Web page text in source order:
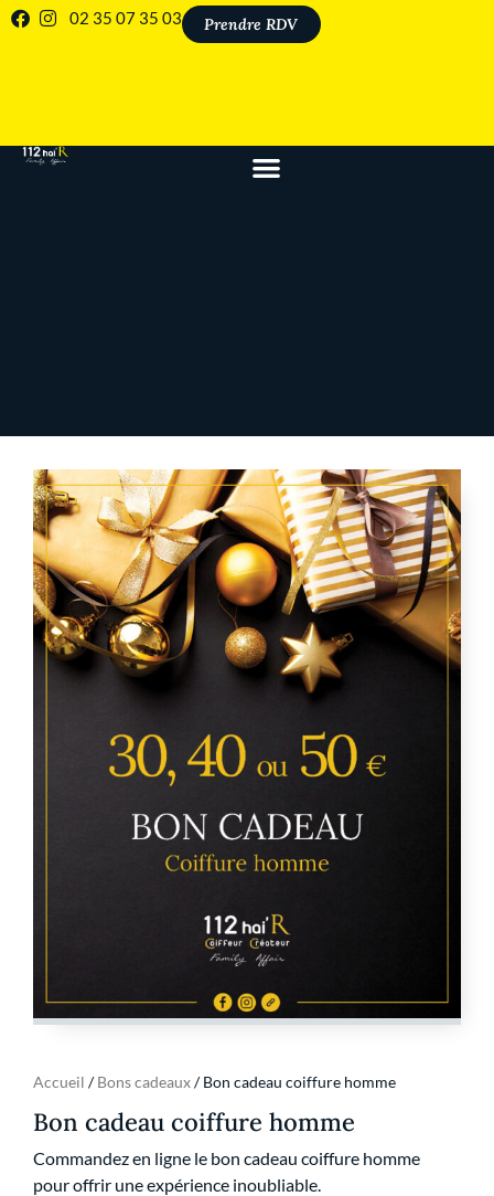
02 35 07 35 03 Prendre RDV
Accueil /Bons cadeaux/ Bon cadeau coiffure homme
Bon cadeau coiffure homme
Commandez en ligne le bon cadeau coiffure homme
pour offrir une expérience inoubliable.